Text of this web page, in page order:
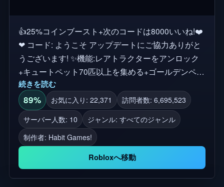
👍25%コインブースト+次のコードは8000いいね!❤️
❤ コード: ようこそ アップデートにご協力ありがと
うございます! ✨機能:レアトラクターをアンロック
+キュートペット70匹以上を集める+ゴールデンペッ
ト+装備品+融合+進化+ジェム 🚜トラクターをアッ
プグレードして新しい作物を育てよう! 農業シミュ
レータのトラクターとして、世界を探検して自分だ
けの冒険を作ろう! ==アップデート5== ✨2つの新し
いトラクター ✨2つの新しいゾーン(ワイルドウエス
ト+スペース)! ✨12匹の新しいペット! 新しいマシン:
✨パワーコア-洞窟ゾーンで見つける ✨装備品ショッ
プ-ファームゾーン [グループに参加してアップデー
続きを読む
89% お気に入り: 22,371
訪問者数: 6,695,523
サーバー人数: 10
ジャンル: すべてのジャンル
制作者: Habit Games!
Robloxへ移動